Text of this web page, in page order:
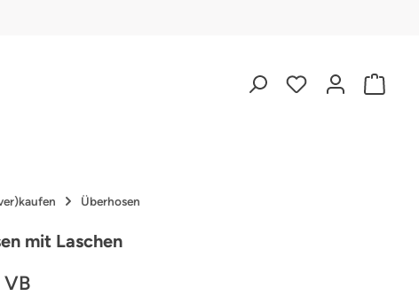
Überhosen
mit Laschen
VB